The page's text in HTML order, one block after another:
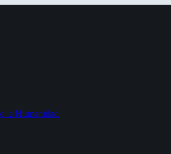
la Humanidad